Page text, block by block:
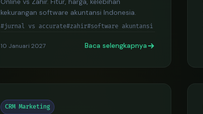
kekurangan software akuntansi Indonesia.
#jurnal vs accurate#zahir#software akuntansi
10 Januari 2027 Baca selengkapnya
CRM Marketing